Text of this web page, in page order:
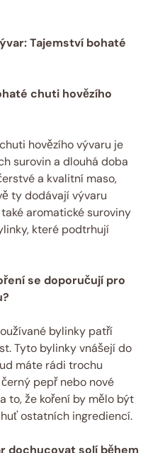
Tajemství bohaté
chuti hovězího
hovězího vývaru je
surovin a dlouhá doba
a kvalitní maso,
ty dodávají vývaru
aromatické suroviny
které podtrhují
se doporučují pro
bylinky patří
Tyto bylinky vnášejí do
máte rádi trochu
pepř nebo nové
to, že koření by mělo být
ostatních ingrediencí.